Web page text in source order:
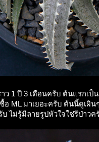
1 ปี 3 เดือนครับ ต้นแรกเป็น
ML มาเยอะครับ ต้นนี้ดูเผิน
ไม่รู้มีลายรูปหัวใจใช่รึป่าวค